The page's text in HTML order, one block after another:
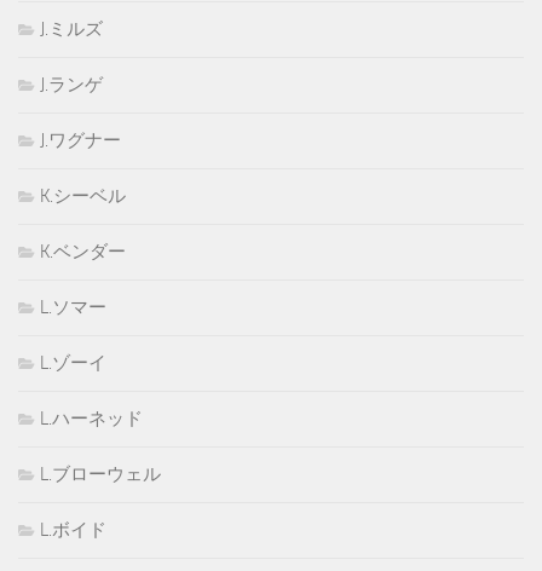
J.ミルズ
J.ランゲ
J.ワグナー
K.シーベル
K.ベンダー
L.ソマー
L.ゾーイ
L.ハーネッド
L.ブローウェル
L.ボイド